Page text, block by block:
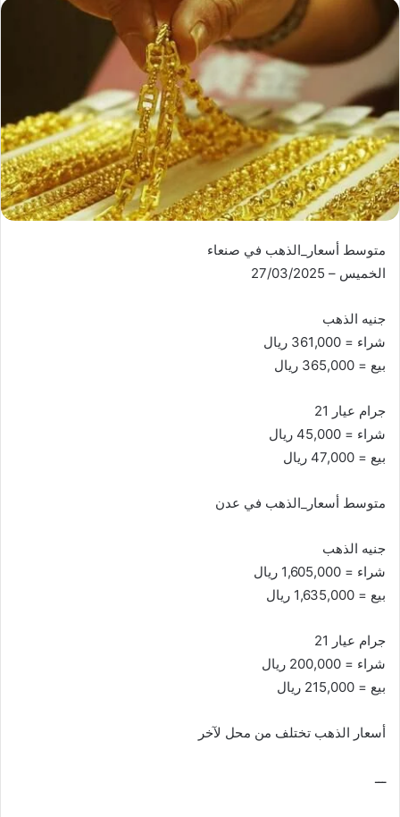
متوسط أسعار_الذهب في صنعاء
الخميس – 27/03/2025
جنيه الذهب
شراء = 361,000 ريال
بيع = 365,000 ريال
جرام عيار 21
شراء = 45,000 ريال
بيع = 47,000 ريال
متوسط أسعار_الذهب في عدن
جنيه الذهب
شراء = 1,605,000 ريال
بيع = 1,635,000 ريال
جرام عيار 21
شراء = 200,000 ريال
بيع = 215,000 ريال
أسعار الذهب تختلف من محل لآخر
ـــ